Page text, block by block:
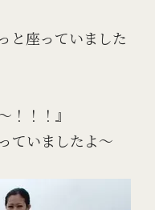
と座っていました
！！！』
ていましたよ～